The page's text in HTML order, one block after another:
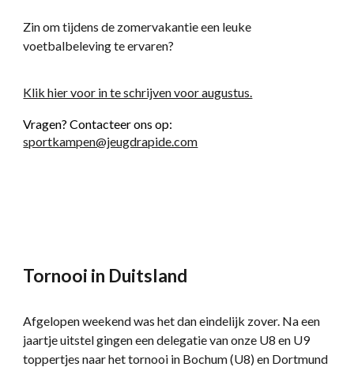
Zin om tijdens de zomervakantie een leuke
voetbalbeleving te ervaren?
Klik hier voor in te schrijven voor augustus.
Vragen? Contacteer ons op:
sportkampen@jeugdrapide.com
Tornooi in Duitsland
Afgelopen weekend was het dan eindelijk zover. Na een
jaartje uitstel gingen een delegatie van onze U8 en U9
toppertjes naar het tornooi in Bochum (U8) en Dortmund